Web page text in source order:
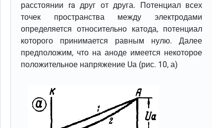
расстоянии ra друг от друга. Потенциал всех
точек пространства между электродами
определяется относительно катода, потенциал
которого принимается равным нулю. Далее
предположим, что на аноде имеется некоторое
положительное напряжение Uа (рис. 10, а)